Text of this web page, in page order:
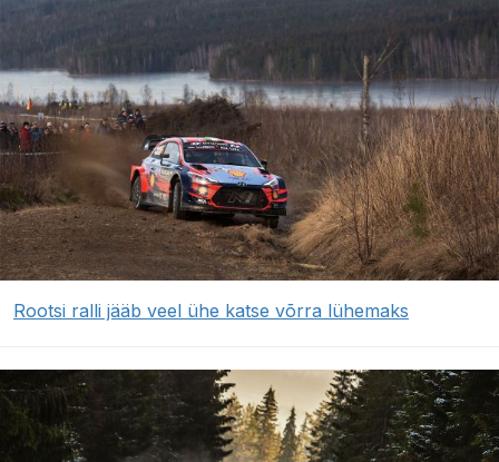
Rootsi ralli jääb veel ühe katse võrra lühemaks